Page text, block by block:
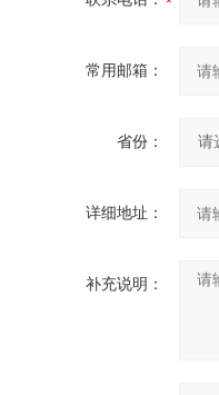
常用邮箱：
省份：
详细地址：
补充说明：